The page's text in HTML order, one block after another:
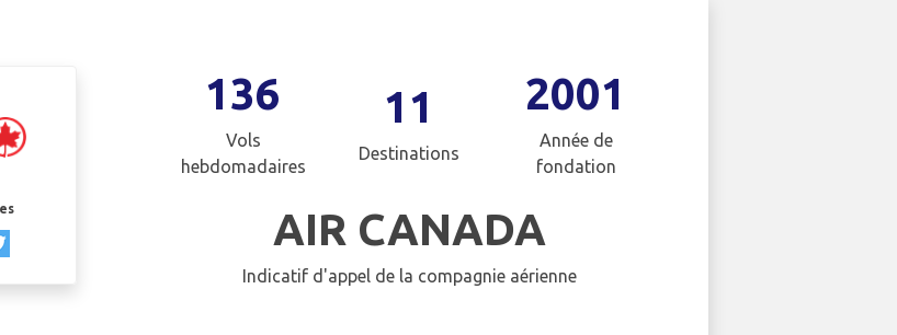
136
Vols
hebdomadaires
11
Destinations
2001
Année de
fondation
AIR CANADA
Indicatif d'appel de la compagnie aérienne